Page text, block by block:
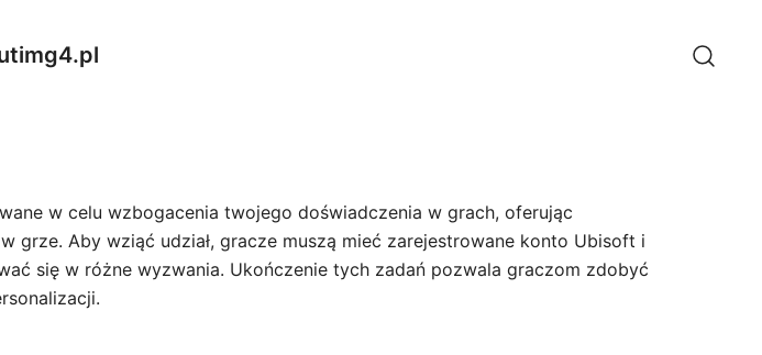
w celu wzbogacenia twojego doświadczenia w grach, oferując
Aby wziąć udział, gracze muszą mieć zarejestrowane konto Ubisoft i
się w różne wyzwania. Ukończenie tych zadań pozwala graczom zdobyć